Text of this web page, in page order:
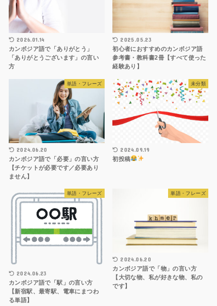
2026.01.14
カンボジア語で「ありがとう」
「ありがとうございます」の言い
方
2025.05.23
初心者におすすめのカンボジア語
参考書・教科書2冊【すべて使った
経験あり】
単語・フレーズ
2024.06.20
カンボジア語で「必要」の言い方
【チケットが必要です／必要あり
ません】
未分類
2024.09.19
初投稿
単語・フレーズ
2024.06.23
カンボジア語で「駅」の言い方
【新宿駅、最寄駅、電車にまつわ
る単語】
単語・フレーズ
2024.06.20
カンボジア語で「物」の言い方
【大切な物、私が好きな物、私の
です】